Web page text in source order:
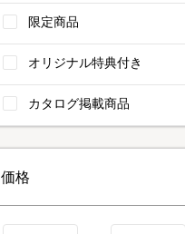
限定商品
オリジナル特典付き
カタログ掲載商品
価格